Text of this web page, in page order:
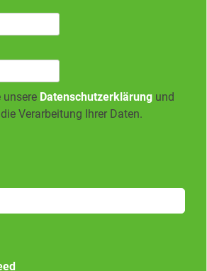
unsere Datenschutzerklärung und
Verarbeitung Ihrer Daten.